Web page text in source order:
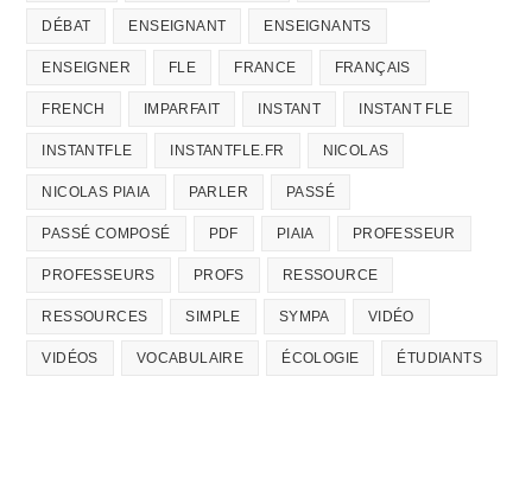
DÉBAT ENSEIGNANT ENSEIGNANTS
ENSEIGNER FLE FRANCE FRANÇAIS
FRENCH IMPARFAIT INSTANT INSTANT FLE
INSTANTFLE INSTANTFLE.FR NICOLAS
NICOLAS PIAIA PARLER PASSÉ
PASSÉ COMPOSÉ PDF PIAIA PROFESSEUR
PROFESSEURS PROFS RESSOURCE
RESSOURCES SIMPLE SYMPA VIDÉO
VIDÉOS VOCABULAIRE ÉCOLOGIE ÉTUDIANTS